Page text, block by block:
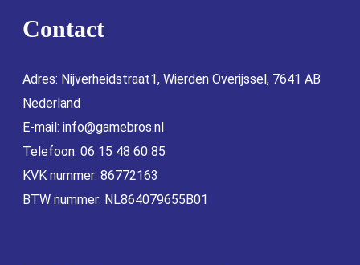
Contact
Adres: Nijverheidstraat1, Wierden Overijssel, 7641 AB
Nederland
E-mail: info@gamebros.nl
Telefoon: 06 15 48 60 85
KVK nummer: 86772163
BTW nummer: NL864079655B01